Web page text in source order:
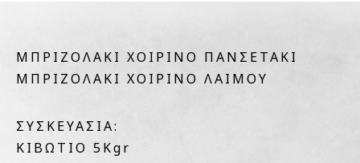
ΜΠΡΙΖΟΛΑΚΙ ΧΟΙΡΙΝΟ ΠΑΝΣΕΤΑKI
ΜΠΡΙΖΟΛΑΚΙ ΧΟΙΡΙΝΟ ΛΑΙΜΟΥ
ΣΥΣΚΕΥΑΣΙΑ:
ΚΙΒΩΤΙΟ 5Kgr